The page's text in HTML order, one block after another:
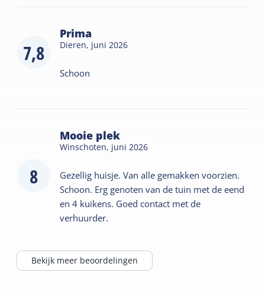
7,8
Prima
Dieren, juni 2026
Schoon
8
Mooie plek
Winschoten, juni 2026
Gezellig huisje. Van alle gemakken voorzien.
Schoon. Erg genoten van de tuin met de eend
en 4 kuikens. Goed contact met de
verhuurder.
Bekijk meer beoordelingen